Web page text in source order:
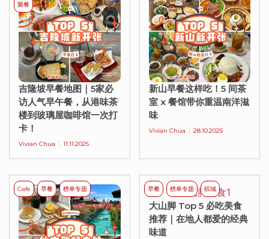
吉隆坡早餐地图｜5家必
访人气早午餐，从港味茶
楼到玻璃屋咖啡馆一次打
卡！
Vivian Chua 11.11.2025
聚餐
新山早餐这样吃！5 间茶
室 x 餐馆带你重温南洋滋
味
Vivian Chua 28.10.2025
Cafe 早餐 榜单专题
大山脚 Top 5 必吃美食
推荐｜在地人都爱的经典
味道
早餐 榜单专题 槟城